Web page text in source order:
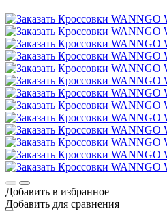
Добавить в избранное
Добавить для сравнения